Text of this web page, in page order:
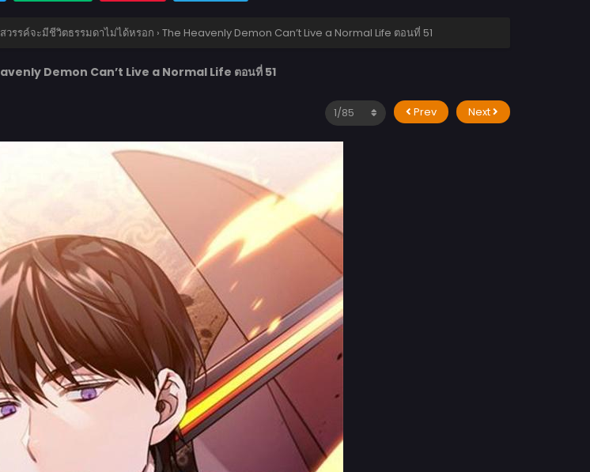
วรรค์จะมีชีวิตธรรมดาไม่ได้หรอก › The Heavenly Demon Can’t Live a Normal Life ตอนที่ 51
Demon Can’t Live a Normal Life ตอนที่ 51
Prev Next